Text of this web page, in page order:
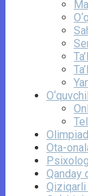
Ota-
Qanday
Qiziqarli